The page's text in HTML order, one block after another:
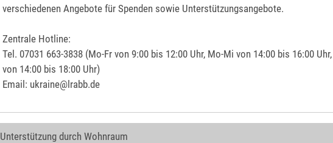
verschiedenen Angebote für Spenden sowie Unterstützungsangebote.
Zentrale Hotline:
Tel. 07031 663-3838 (Mo-Fr von 9:00 bis 12:00 Uhr, Mo-Mi von 14:00 bis 16:00
von 14:00 bis 18:00 Uhr)
Email: ukraine@lrabb.de
Unterstützung durch Wohnraum